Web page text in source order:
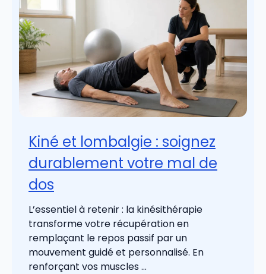
Kiné et lombalgie : soignez
durablement votre mal de
dos
L’essentiel à retenir : la kinésithérapie
transforme votre récupération en
remplaçant le repos passif par un
mouvement guidé et personnalisé. En
renforçant vos muscles ...